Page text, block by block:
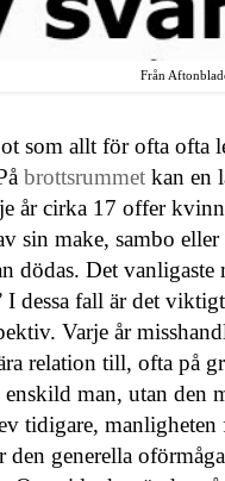
Från
som allt för ofta
brottsrummet kan en
år cirka 17 offer
sin make, sambo
dödas. Det vanligaste
dessa fall är det
Varje år
relation till, ofta på
man, utan den
tidigare,
generella